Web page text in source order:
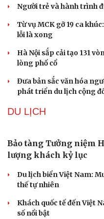
Mỹ duy trì sức mạnh
Đông bằng “mạch máu”
Khủng hoảng tên lửa
nan chiến lược
Mỹ bác thông tin thiếu
giao tranh với Iran
Phê duyệt Kế hoạch bồi
an ninh cho đối tượng 1
năm 2026
Người trẻ và hành trình